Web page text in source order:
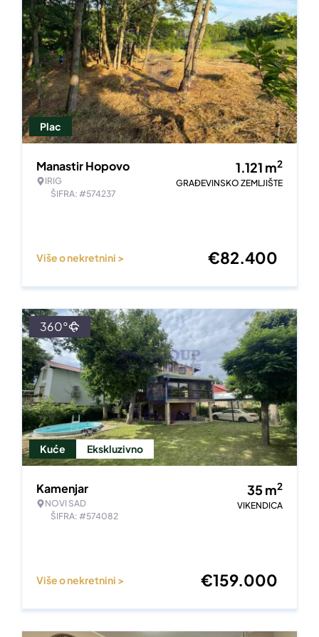
Plac
Manastir Hopovo
IRIG
ŠIFRA: #574237
1.121 m2
GRAĐEVINSKO ZEMLJIŠTE
Više o nekretnini > €82.400
Kuće Ekskluzivno
360°
Kamenjar
NOVI SAD
ŠIFRA: #574082
35m2
VIKENDICA
Više o nekretnini > €159.000